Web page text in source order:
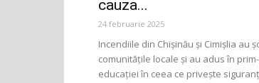
cauza...
24 februarie 2025
Incendiile din Chișinău și Cimișlia au
comunitățile locale și au adus în
educației în ceea ce privește